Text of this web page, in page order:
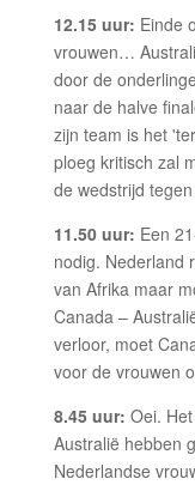
12.15 uur: Einde
vrouwen…
door de
naar de halve
zijn team is het
ploeg kritisch zal
de wedstrijd
11.50 uur: Een
nodig. Nederland
van Afrika maar
Canada –
verloor, moet
voor de vrouwen
8.45 uur: Oei.
Australië hebben
Nederlandse